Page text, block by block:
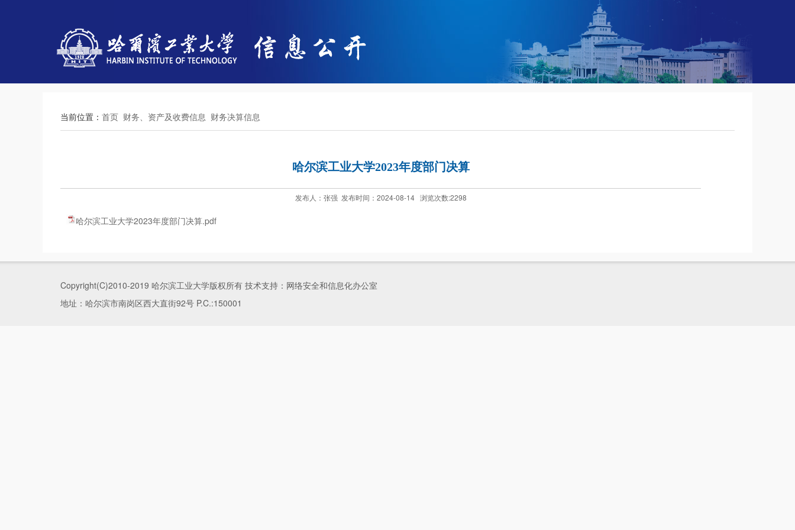
当前位置： 首页 财务、资产及收费信息 财务决算信息
哈尔滨工业大学2023年度部门决算
发布人：张强 发布时间：2024-08-14 浏览次数:2298
哈尔滨工业大学2023年度部门决算.pdf
Copyright(C)2010-2019 哈尔滨工业大学版权所有 技术支持：网络安全和信息化办公室
地址：哈尔滨市南岗区西大直街92号 P.C.:150001